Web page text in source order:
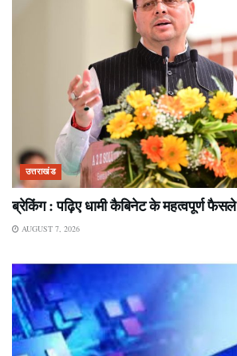
उत्तराखंड
ब्रेकिंग : पढ़िए धामी कैबिनेट के महत्वपूर्ण फैसले
AUGUST 7, 2026